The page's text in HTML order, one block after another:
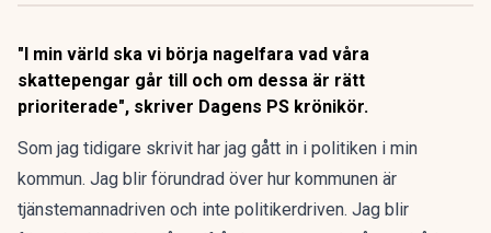
"I min värld ska vi börja nagelfara vad våra
skattepengar går till och om dessa är rätt
prioriterade", skriver Dagens PS krönikör.
Som jag tidigare skrivit har jag gått in i politiken i min
kommun. Jag blir förundrad över hur kommunen är
tjänstemannadriven och inte politikerdriven. Jag blir